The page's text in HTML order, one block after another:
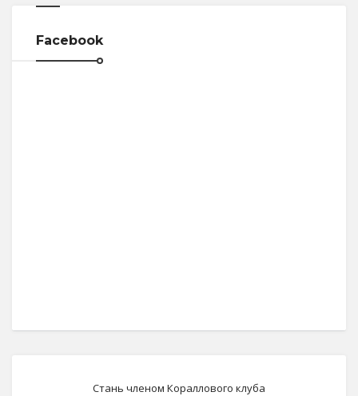
Facebook
Стань членом Кораллового клуба